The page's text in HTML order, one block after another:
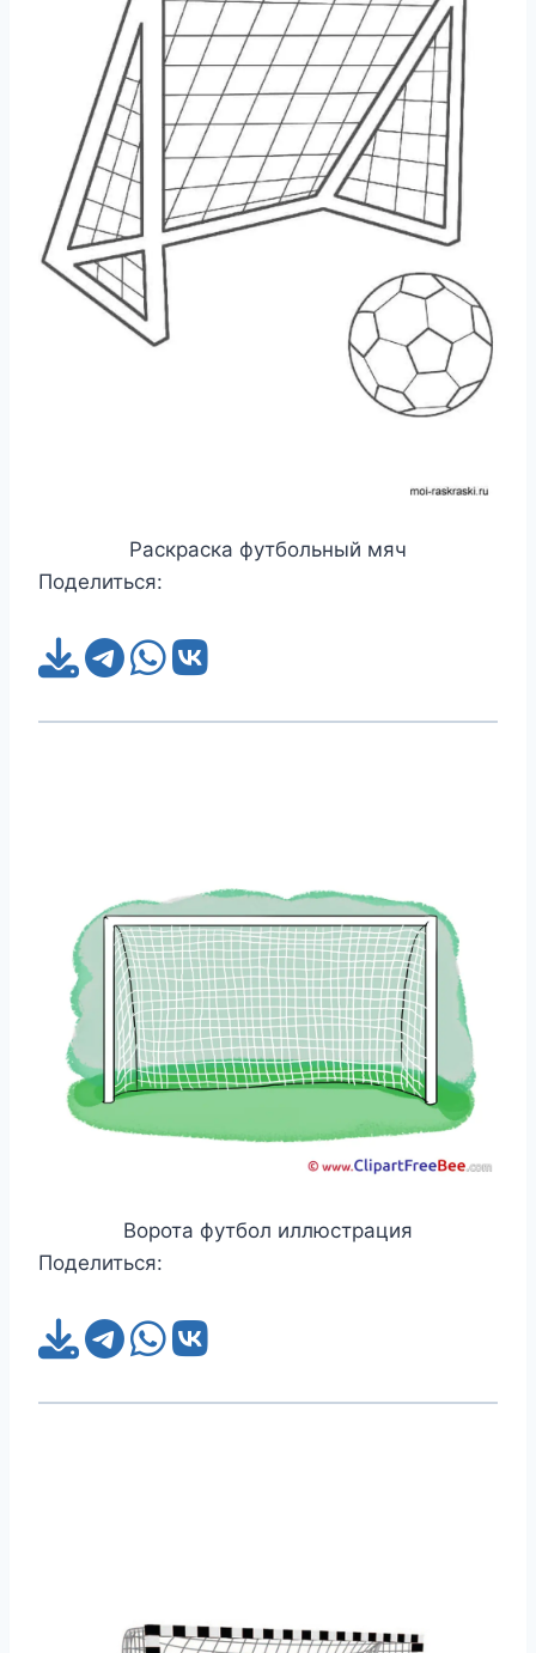
Раскраска футбольный мяч
Поделиться:
Ворота футбол иллюстрация
Поделиться: